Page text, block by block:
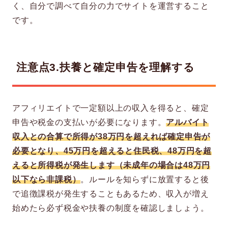
く、自分で調べて自分の力でサイトを運営すること
です。
注意点3.扶養と確定申告を理解する
アフィリエイトで一定額以上の収入を得ると、確定
申告や税金の支払いが必要になります。アルバイト
収入との合算で所得が38万円を超えれば確定申告が
必要となり、45万円を超えると住民税、48万円を超
えると所得税が発生します（未成年の場合は48万円
以下なら非課税）。ルールを知らずに放置すると後
で追徴課税が発生することもあるため、収入が増え
始めたら必ず税金や扶養の制度を確認しましょう。